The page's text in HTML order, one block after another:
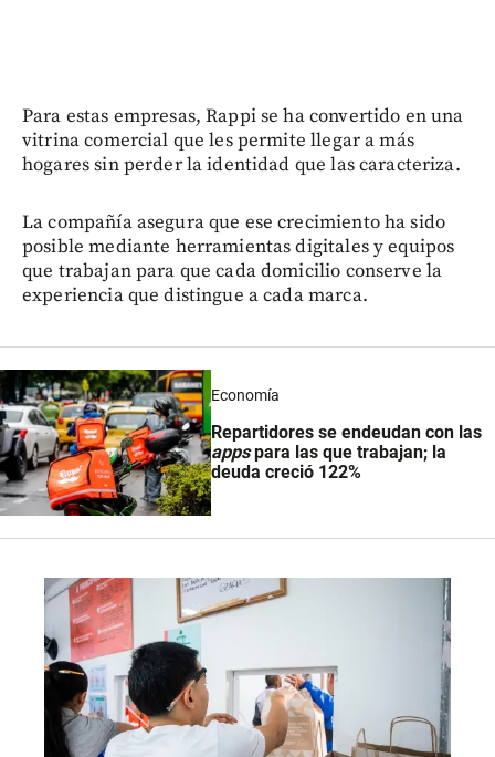
Para estas empresas, Rappi se ha convertido en una
vitrina comercial que les permite llegar a más
hogares sin perder la identidad que las caracteriza.
La compañía asegura que ese crecimiento ha sido
posible mediante herramientas digitales y equipos
que trabajan para que cada domicilio conserve la
experiencia que distingue a cada marca.
Economía
Repartidores se endeudan con las
appspara las que trabajan; la
deuda creció 122%